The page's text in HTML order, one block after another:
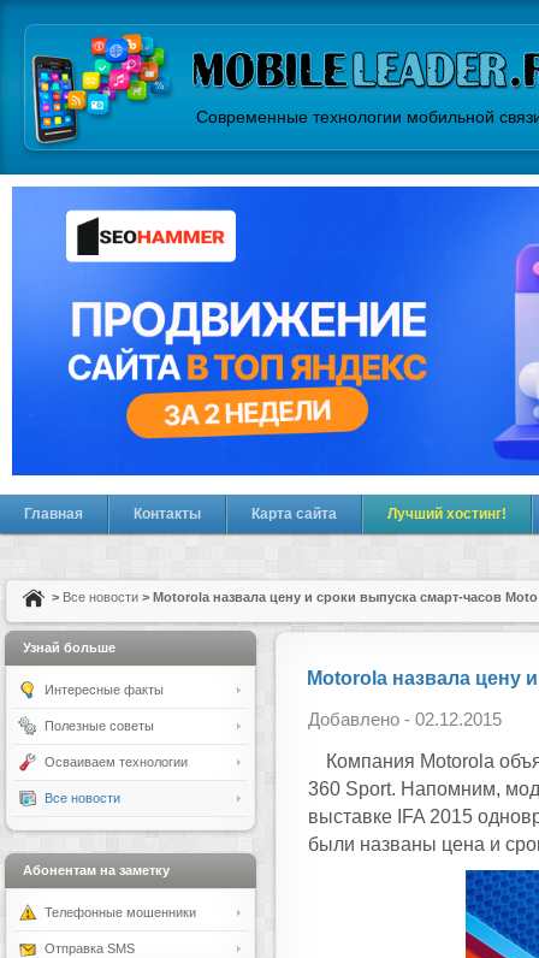
Современные технологии мобильной
Главная Контакты Карта сайта Лучший хостинг!
> Все новости > Motorola назвала цену и сроки выпуска смарт-часов
Motorola назвала цену
Добавлено - 02.12.2015
Компания Motorola
360 Sport. Напомним,
выставке IFA 2015
были названы цена и
Узнай больше
Интересные факты
Полезные советы
Осваиваем технологии
Все новости
Абонентам на заметку
Телефонные мошенники
Отправка SMS